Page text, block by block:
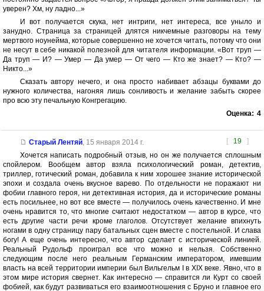
уверен? Хм, ну ладно...»
И вот получается скука, нет интриги, нет интереса, все уныло и
занудно. Страница за страницей длятся никчемные разговоры на тему
мертвого ноунейма, которые совершенно не хочется читать, потому что они
не несут в себе никакой полезной для читателя информации. «Вот труп —
Да труп — И? — Умер — Да умер — От чего — Кто же знает? — Кто? —
Никто...»
Сказать автору нечего, и она просто набивает абзацы буквами до
нужного количества, нагоняя лишь сонливость и желание забыть скорее
про всю эту печальную Конгрегацию.
Оценка: 4
[ 19 ]
Старый Лентяй, 15 января 2014 г.
Хочется написать подробный отзыв, но он же получается сплошным
спойлером. Вообщем автор взяла психологический роман, детектив,
триллер, готический роман, добавила к ним хорошее знание исторической
эпохи и создала очень вкусное варево. По отдельности не поражают ни
фобии главного героя, ни детективная история, да и исторические романы
есть посильнее, но вот все вместе — получилось очень качественно. И мне
очень нравится то, что многие считают недостатком — автор в курсе, что
есть другие части речи кроме глаголов. Отсутствует желание впихнуть
ногами в одну страницу пару батальных сцен вместе с постельной. И слава
богу! А еще очень интересно, что автор сделает с исторической линией.
Реальный Рудольф проиграл все что можно и нельзя. Собственно
следующим после него реальным Германским императором, имевшим
власть на всей территории империи был Вильгельм I в XIX веке. Явно, что в
этом мире история свернет. Как интересно — справится ли Курт со своей
фобией, как будут развиваться его взаимоотношения с Бруно и главное его